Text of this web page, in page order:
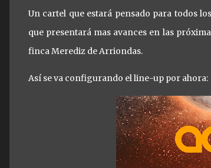
Un cartel que estará pensado para todos
que presentará mas avances en las
finca Merediz de Arriondas.
Así se va configurando el line-up por ahora: